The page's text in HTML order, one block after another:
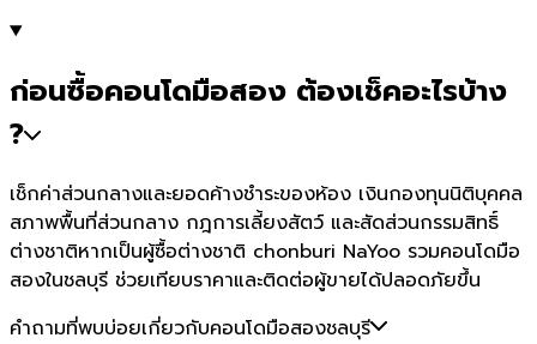
ก่อนซื้อคอนโดมือสอง ต้องเช็คอะไรบ้าง
?
เช็กค่าส่วนกลางและยอดค้างชำระของห้อง เงินกองทุนนิติบุคคล
สภาพพื้นที่ส่วนกลาง กฎการเลี้ยงสัตว์ และสัดส่วนกรรมสิทธิ์
ต่างชาติหากเป็นผู้ซื้อต่างชาติ chonburi NaYoo รวมคอนโดมือ
สองในชลบุรี ช่วยเทียบราคาและติดต่อผู้ขายได้ปลอดภัยขึ้น
คำถามที่พบบ่อยเกี่ยวกับคอนโดมือสองชลบุรี